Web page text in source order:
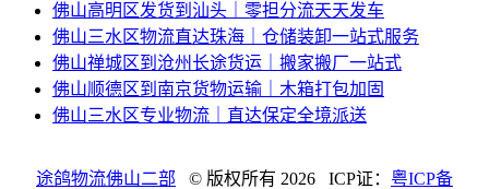
佛山高明区发货到汕头｜零担分流天天发车
佛山三水区物流直达珠海｜仓储装卸一站式服务
佛山禅城区到沧州长途货运｜搬家搬厂一站式
佛山顺德区到南京货物运输｜木箱打包加固
佛山三水区专业物流｜直达保定全境派送
途鸽物流佛山二部 © 版权所有 2026 ICP证： 粤ICP备